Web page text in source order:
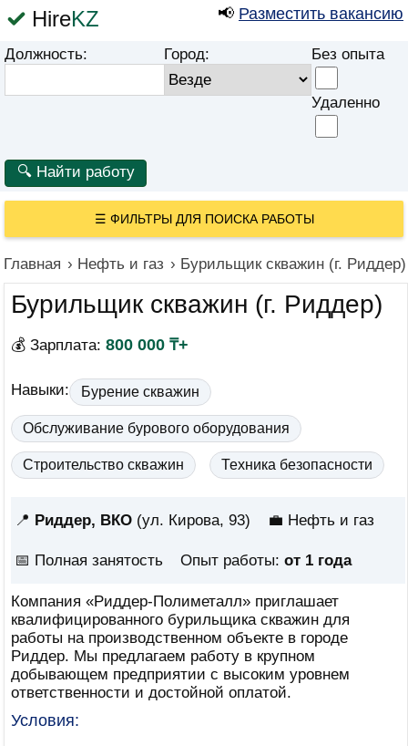
HireKZ 📢 Разместить вакансию
Должность: Город: Без опыта
Удаленно
☰ ФИЛЬТРЫ ДЛЯ ПОИСКА РАБОТЫ
Главная › Нефть и газ › Бурильщик скважин (г. Риддер)
Бурильщик скважин (г. Риддер)
💰 Зарплата: 800 000 ₸+
Навыки: Бурение скважин
Обслуживание бурового оборудования
Строительство скважин Техника безопасности
📍 Риддер, ВКО (ул. Кирова, 93) 💼 Нефть и газ
📅 Полная занятость Опыт работы: от 1 года
Компания «Риддер-Полиметалл» приглашает
квалифицированного бурильщика скважин для
работы на производственном объекте в городе
Риддер. Мы предлагаем работу в крупном
добывающем предприятии с высоким уровнем
ответственности и достойной оплатой.
Условия: